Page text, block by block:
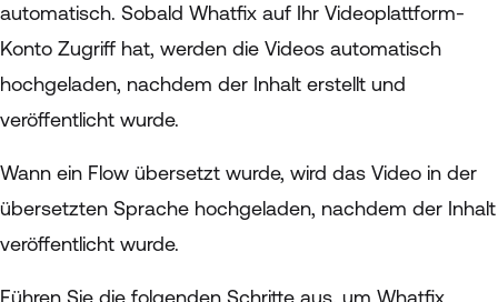
automatisch. Sobald Whatfix auf Ihr Videoplattform-
Konto Zugriff hat, werden die Videos automatisch
hochgeladen, nachdem der Inhalt erstellt und
veröffentlicht wurde.
Wann ein Flow übersetzt wurde, wird das Video in der
übersetzten Sprache hochgeladen, nachdem der Inhalt
veröffentlicht wurde.
Führen Sie die folgenden Schritte aus, um Whatfix